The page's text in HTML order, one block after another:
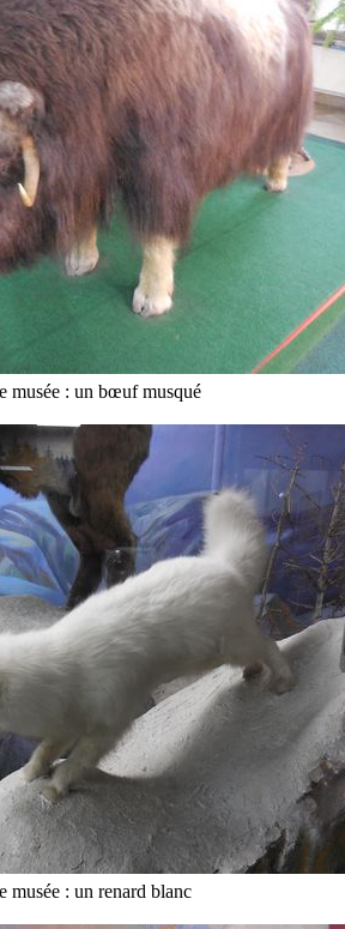
musée : un bœuf musqué
musée : un renard blanc